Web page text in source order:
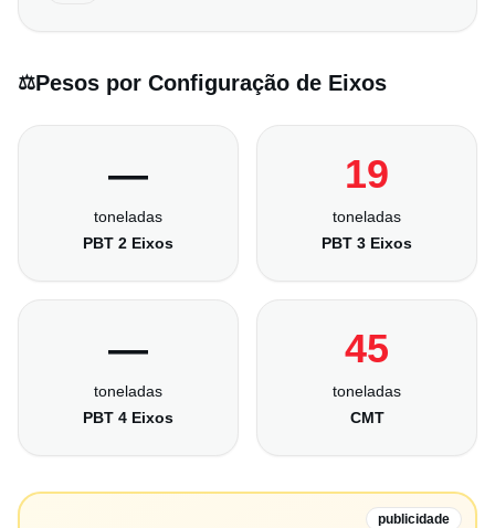
⚖️Pesos por Configuração de Eixos
—
toneladas
PBT 2 Eixos
19
toneladas
PBT 3 Eixos
—
toneladas
PBT 4 Eixos
45
toneladas
CMT
publicidade